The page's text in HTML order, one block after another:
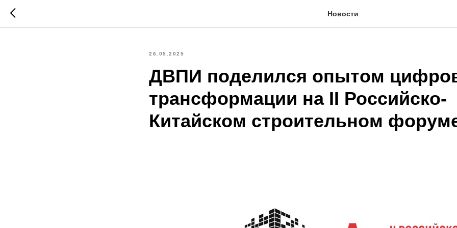
Новости
26.05.2025
ДВПИ поделился опытом
трансформации на II Российско-
Китайском строительном